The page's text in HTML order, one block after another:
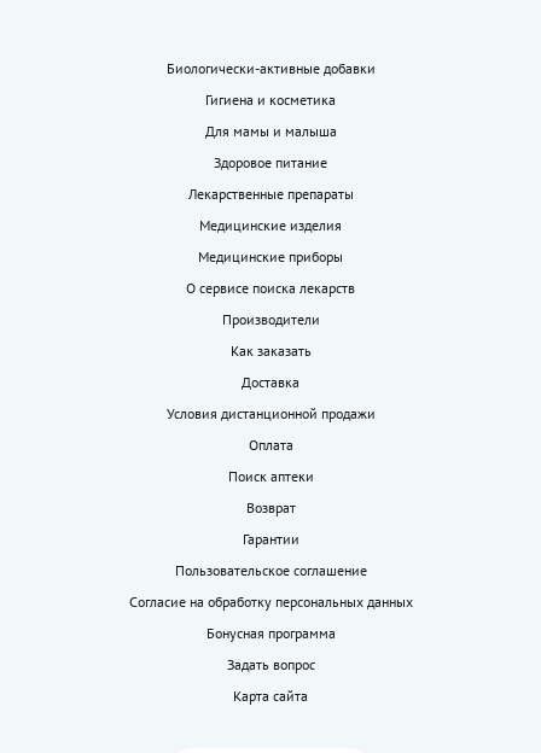
Биологически-активные добавки
Гигиена и косметика
Для мамы и малыша
Здоровое питание
Лекарственные препараты
Медицинские изделия
Медицинские приборы
О сервисе поиска лекарств
Производители
Как заказать
Доставка
Условия дистанционной продажи
Оплата
Поиск аптеки
Возврат
Гарантии
Пользовательское соглашение
Согласие на обработку персональных данных
Бонусная программа
Задать вопрос
Карта сайта